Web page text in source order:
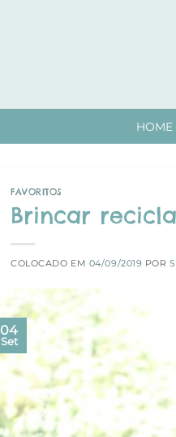
HOME
FAVORITOS
Brincar
COLOCADO EM 04/09/2019 POR
04
Set